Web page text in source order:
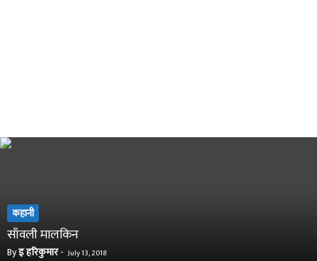
कहानी
साँवली मालकिन
Byइ हरिकुमार- July 13, 2018